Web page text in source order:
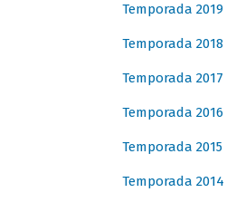
Temporada 2019
Temporada 2018
Temporada 2017
Temporada 2016
Temporada 2015
Temporada 2014